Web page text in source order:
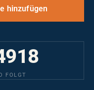
FOLGT